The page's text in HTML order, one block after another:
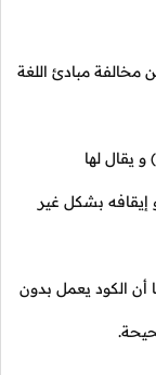
مخالفة مبادئ اللغة
) و يقال لها
إيقافه بشكل غير
أن الكود يعمل بدون